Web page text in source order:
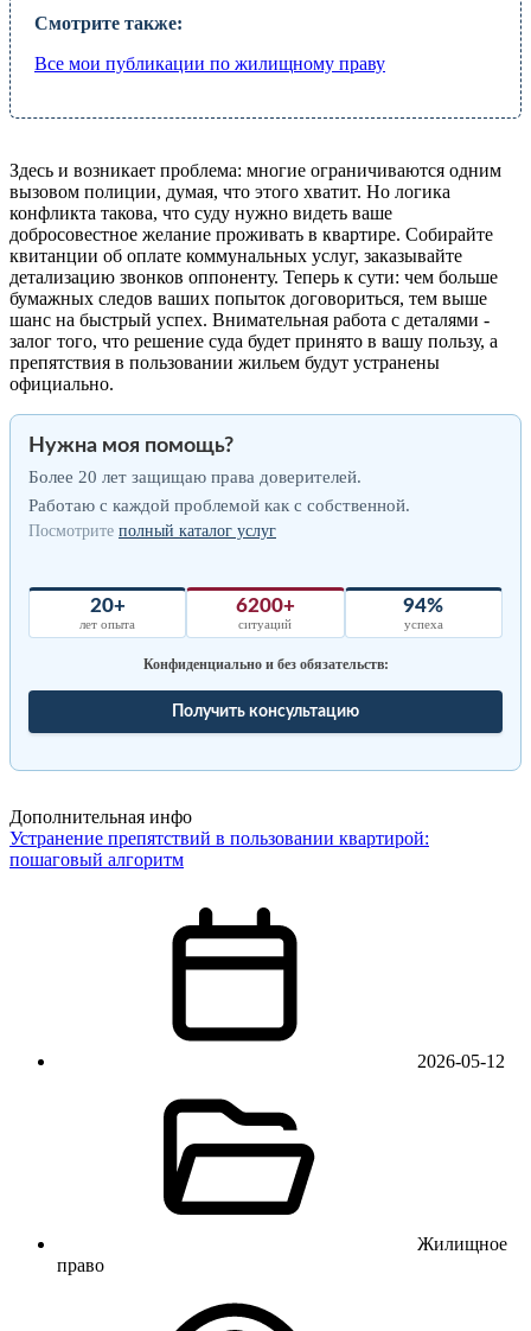
Смотрите также:
Все мои публикации по жилищному праву
Здесь и возникает проблема: многие ограничиваются одним
вызовом полиции, думая, что этого хватит. Но логика
конфликта такова, что суду нужно видеть ваше
добросовестное желание проживать в квартире. Собирайте
квитанции об оплате коммунальных услуг, заказывайте
детализацию звонков оппоненту. Теперь к сути: чем больше
бумажных следов ваших попыток договориться, тем выше
шанс на быстрый успех. Внимательная работа с деталями -
залог того, что решение суда будет принято в вашу пользу, а
препятствия в пользовании жильем будут устранены
официально.
Нужна моя помощь?
Более 20 лет защищаю права доверителей.
Работаю с каждой проблемой как с собственной.
Посмотрите полный каталог услуг
20+
лет опыта
6200+
ситуаций
94%
успеха
Конфиденциально и без обязательств:
Получить консультацию
Дополнительная инфо
Устранение препятствий в пользовании квартирой:
пошаговый алгоритм
2026-05-12
Жилищное
право